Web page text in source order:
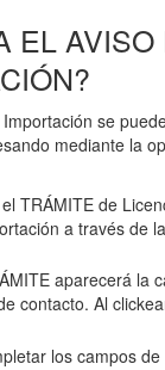
EL
se
mediante la
TRÁMITE de
a través de
aparecerá la
contacto. Al
los campos de